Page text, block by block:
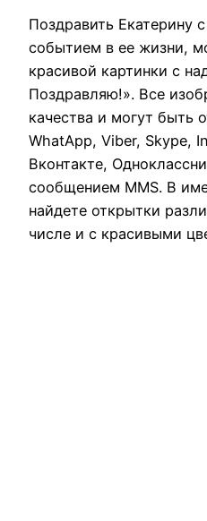
Поздравить Екатерину
событием в ее жизни,
красивой картинки с
Поздравляю!». Все
качества и могут быть
WhatApp, Viber, Skype,
Вконтакте,
сообщением MMS. В
найдете открытки
числе и с красивыми